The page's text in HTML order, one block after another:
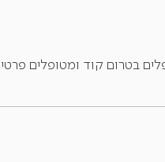
בטרום קוד ומטופלים